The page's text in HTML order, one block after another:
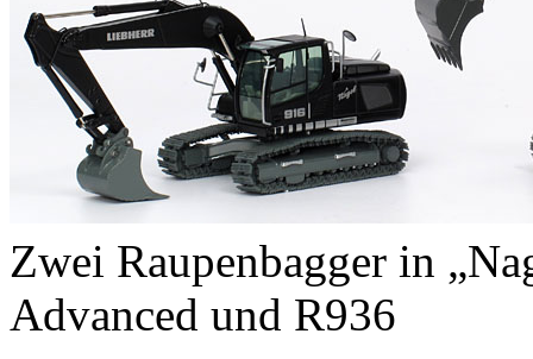
Zwei Raupenbagger in
Advanced und R936